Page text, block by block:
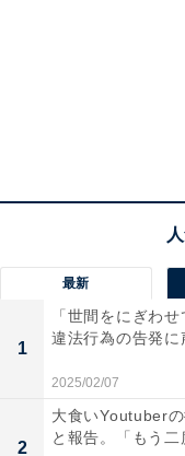
最新
1
「世間をにぎわ
違法行為の告発
2025/02/07
2
大食いYoutuber
と報告。「もう